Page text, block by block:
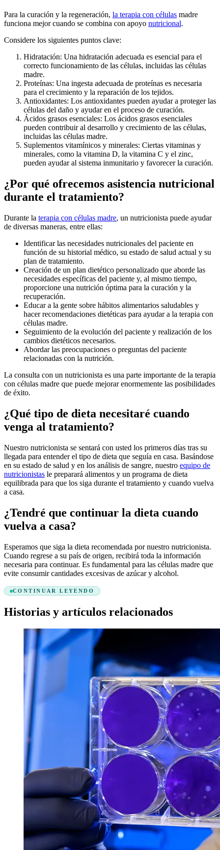
Para la curación y la regeneración, la terapia con células madre
funciona mejor cuando se combina con apoyo nutricional.
Considere los siguientes puntos clave:
Hidratación: Una hidratación adecuada es esencial para el
correcto funcionamiento de las células, incluidas las células
madre.
Proteínas: Una ingesta adecuada de proteínas es necesaria
para el crecimiento y la reparación de los tejidos.
Antioxidantes: Los antioxidantes pueden ayudar a proteger las
células del daño y ayudar en el proceso de curación.
Ácidos grasos esenciales: Los ácidos grasos esenciales
pueden contribuir al desarrollo y crecimiento de las células,
incluidas las células madre.
Suplementos vitamínicos y minerales: Ciertas vitaminas y
minerales, como la vitamina D, la vitamina C y el zinc,
pueden ayudar al sistema inmunitario y favorecer la curación.
¿Por qué ofrecemos asistencia nutricional
durante el tratamiento?
Durante la terapia con células madre, un nutricionista puede ayudar
de diversas maneras, entre ellas:
Identificar las necesidades nutricionales del paciente en
función de su historial médico, su estado de salud actual y su
plan de tratamiento.
Creación de un plan dietético personalizado que aborde las
necesidades específicas del paciente y, al mismo tiempo,
proporcione una nutrición óptima para la curación y la
recuperación.
Educar a la gente sobre hábitos alimentarios saludables y
hacer recomendaciones dietéticas para ayudar a la terapia con
células madre.
Seguimiento de la evolución del paciente y realización de los
cambios dietéticos necesarios.
Abordar las preocupaciones o preguntas del paciente
relacionadas con la nutrición.
La consulta con un nutricionista es una parte importante de la terapia
con células madre que puede mejorar enormemente las posibilidades
de éxito.
¿Qué tipo de dieta necesitaré cuando
venga al tratamiento?
Nuestro nutricionista se sentará con usted los primeros días tras su
llegada para entender el tipo de dieta que seguía en casa. Basándose
en su estado de salud y en los análisis de sangre, nuestro equipo de
nutricionistas le preparará alimentos y un programa de dieta
equilibrada para que los siga durante el tratamiento y cuando vuelva
a casa.
¿Tendré que continuar la dieta cuando
vuelva a casa?
Esperamos que siga la dieta recomendada por nuestro nutricionista.
Cuando regrese a su país de origen, recibirá toda la información
necesaria para continuar. Es fundamental para las células madre que
evite consumir cantidades excesivas de azúcar y alcohol.
CONTINUAR LEYENDO
Historias y artículos relacionados